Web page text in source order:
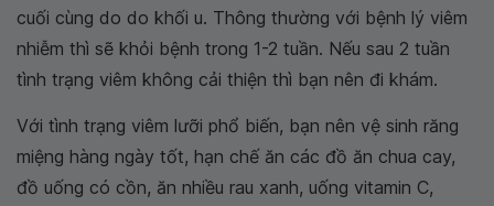
cuối cùng do do khối u. Thông thường với bệnh lý viêm
nhiễm thì sẽ khỏi bệnh trong 1-2 tuần. Nếu sau 2 tuần
tình trạng viêm không cải thiện thì bạn nên đi khám.
Với tình trạng viêm lưỡi phổ biến, bạn nên vệ sinh răng
miệng hàng ngày tốt, hạn chế ăn các đồ ăn chua cay,
đồ uống có cồn, ăn nhiều rau xanh, uống vitamin C,